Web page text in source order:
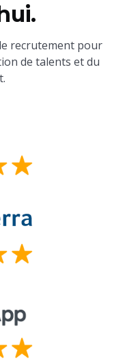
recrutement pour
de talents et du